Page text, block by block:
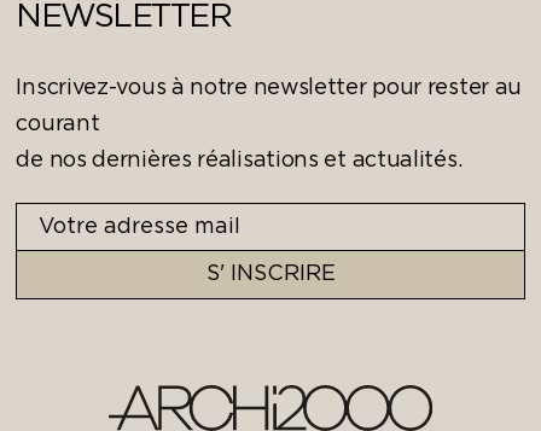
NEWSLETTER
Inscrivez-vous à notre newsletter pour rester au
courant
de nos dernières réalisations et actualités.